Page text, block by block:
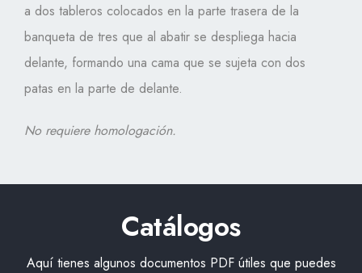
a dos tableros colocados en la parte trasera de la
banqueta de tres que al abatir se despliega hacia
delante, formando una cama que se sujeta con dos
patas en la parte de delante.
No requiere homologación.
Catálogos
Aquí tienes algunos documentos PDF útiles que puedes